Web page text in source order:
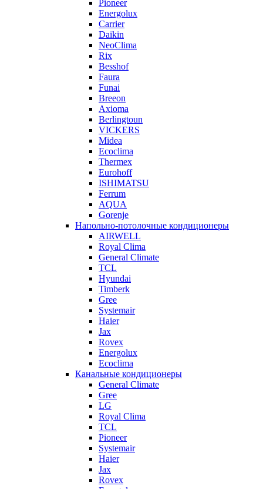
Pioneer
Energolux
Carrier
Daikin
NeoClima
Rix
Besshof
Faura
Funai
Breeon
Axioma
Berlingtoun
VICKERS
Midea
Ecoclima
Thermex
Eurohoff
ISHIMATSU
Ferrum
AQUA
Gorenje
Напольно-потолочные кондиционеры
AIRWELL
Royal Clima
General Climate
TCL
Hyundai
Timberk
Gree
Systemair
Haier
Jax
Rovex
Energolux
Ecoclima
Канальные кондиционеры
General Climate
Gree
LG
Royal Clima
TCL
Pioneer
Systemair
Haier
Jax
Rovex